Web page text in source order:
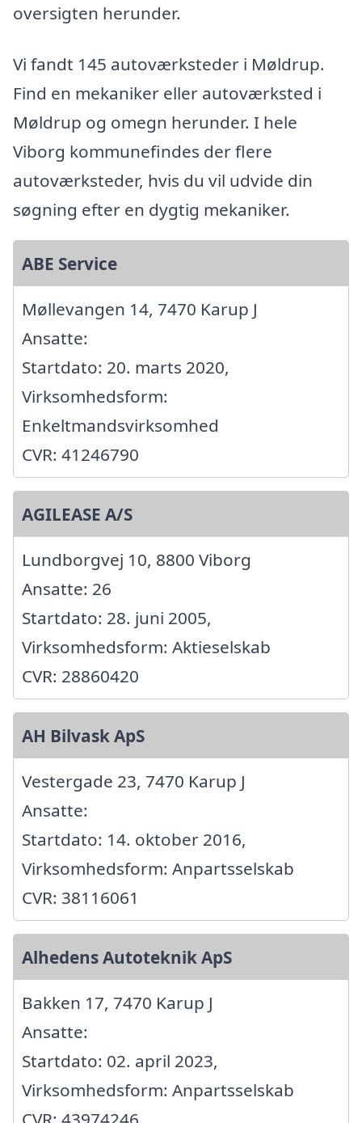
oversigten herunder.
Vi fandt 145 autoværksteder i Møldrup.
Find en mekaniker eller autoværksted i
Møldrup og omegn herunder. I hele
Viborg kommunefindes der flere
autoværksteder, hvis du vil udvide din
søgning efter en dygtig mekaniker.
ABE Service
Møllevangen 14, 7470 Karup J
Ansatte:
Startdato: 20. marts 2020,
Virksomhedsform:
Enkeltmandsvirksomhed
CVR: 41246790
AGILEASE A/S
Lundborgvej 10, 8800 Viborg
Ansatte: 26
Startdato: 28. juni 2005,
Virksomhedsform: Aktieselskab
CVR: 28860420
AH Bilvask ApS
Vestergade 23, 7470 Karup J
Ansatte:
Startdato: 14. oktober 2016,
Virksomhedsform: Anpartsselskab
CVR: 38116061
Alhedens Autoteknik ApS
Bakken 17, 7470 Karup J
Ansatte:
Startdato: 02. april 2023,
Virksomhedsform: Anpartsselskab